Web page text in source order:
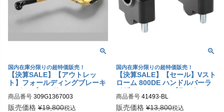
国内在庫分限りの超特価販売！
【決算SALE】【アウトレッ
ト】フォールディングブレーキ
レバー ゴールド MIZU
商品番号 309G1367003
販売価格 ¥19,800税込
国内在庫分限りの超特価販売！
【決算SALE】【セール】Vスト
ローム 800DE ハンドルバーラ
イザー 30mmUP ブラック VOI
GT MOTO TECHNIK
商品番号 41493-BL
販売価格 ¥13,800税込